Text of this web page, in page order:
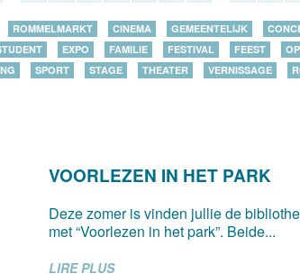
ROMMELMARKT CINEMA GEMEENTELIJK
EXPO FAMILIE FESTIVAL FEEST
SPORT STAGE THEATER VERNISSAGE
VOORLEZEN IN HET PARK
Deze zomer is vinden jullie de
met “Voorlezen in het park”. Beide...
LIRE PLUS